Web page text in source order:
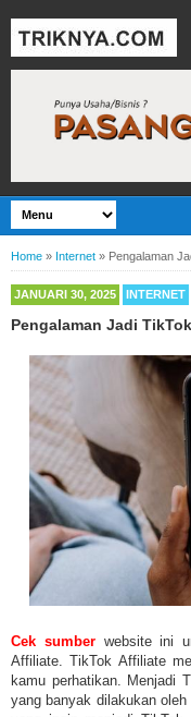
Home » Internet » Pengalaman
JANUARI 30, 2025 INTERNET
Pengalaman Jadi
Cek sumberwebsite ini
Affiliate.TikTok Affiliate
kamu perhatikan. Menjadi
yang banyak dilakukan